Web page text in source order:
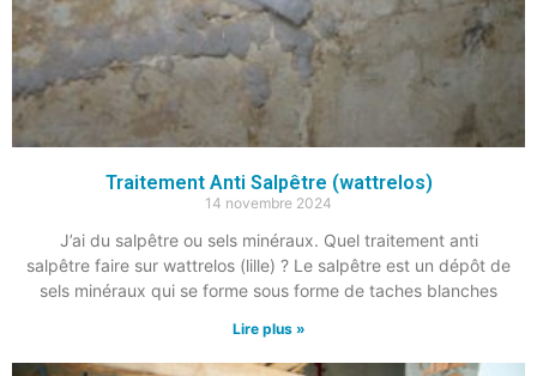
Traitement Anti Salpêtre (wattrelos)
14 novembre 2024
J’ai du salpêtre ou sels minéraux. Quel traitement anti
salpêtre faire sur wattrelos (lille) ? Le salpêtre est un dépôt de
sels minéraux qui se forme sous forme de taches blanches
Lire plus »